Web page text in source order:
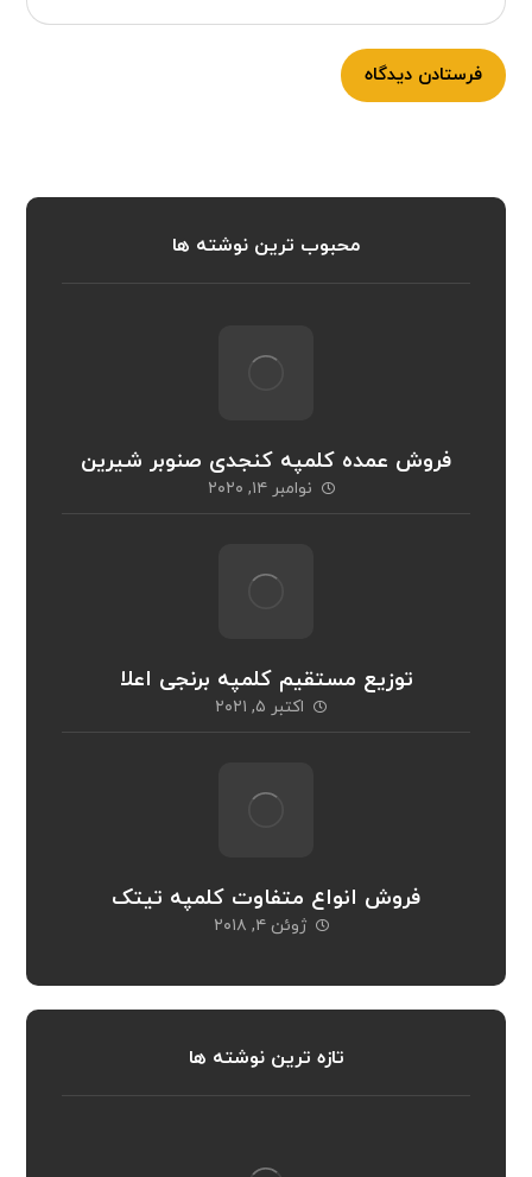
فرستادن دیدگاه
محبوب ترین نوشته ها
فروش عمده کلمپه کنجدی صنوبر شیرین
نوامبر ۱۴, ۲۰۲۰
توزیع مستقیم کلمپه برنجی اعلا
اکتبر ۵, ۲۰۲۱
فروش انواع متفاوت کلمپه تیتک
ژوئن ۴, ۲۰۱۸
تازه ترین نوشته ها